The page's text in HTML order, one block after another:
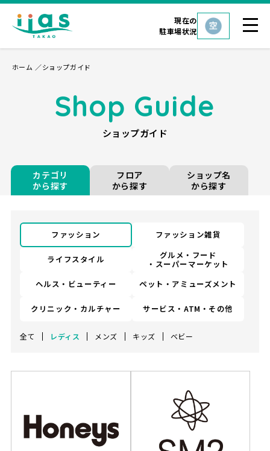
現在の
駐車場状況
ホーム ショップガイド
Shop Guide
ショップガイド
カテゴリ
から探す
フロア
から探す
ショップ名
から探す
ファッション ファッション雑貨
ライフスタイル グルメ・フード
・スーパーマーケット
ヘルス・ビューティー
ペット・アミューズメント
クリニック・カルチャー サービス・ATM・その他
全て レディス メンズ キッズ ベビー